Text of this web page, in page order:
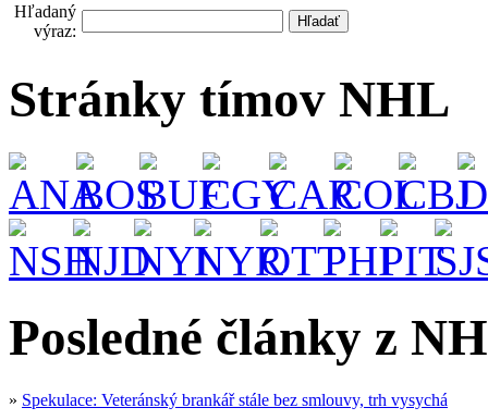
Hľadaný
výraz:
Stránky tímov NHL
Posledné články z
» Spekulace: Veteránský brankář stále bez smlouvy, trh vysychá